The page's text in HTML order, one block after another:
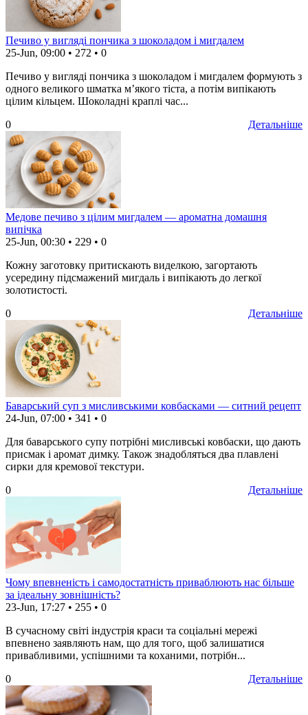
Печиво у вигляді пончика з шоколадом і мигдалем
25-Jun, 09:00 • 272 • 0
Печиво у вигляді пончика з шоколадом і мигдалем формують з
одного великого шматка м’якого тіста, а потім випікають
цілим кільцем. Шоколадні краплі час...
Детальніше
0
Медове печиво з цілим мигдалем — ароматна домашня
випічка
25-Jun, 00:30 • 229 • 0
Кожну заготовку притискають виделкою, загортають
усередину підсмажений мигдаль і випікають до легкої
золотистості.
Детальніше
0
Баварський суп з мисливськими ковбасками — ситний рецепт
24-Jun, 07:00 • 341 • 0
Для баварського супу потрібні мисливські ковбаски, що дають
присмак і аромат димку. Також знадобляться два плавлені
сирки для кремової текстури.
Детальніше
0
Чому впевненість і самодостатність приваблюють нас більше
за ідеальну зовнішність?
23-Jun, 17:27 • 255 • 0
В сучасному світі індустрія краси та соціальні мережі
впевнено заявляють нам, що для того, щоб залишатися
привабливими, успішними та коханими, потрібн...
Детальніше
0